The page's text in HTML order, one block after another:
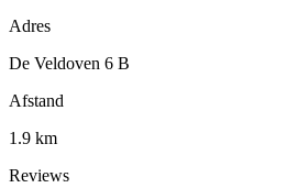
Adres
De Veldoven 6 B
Afstand
1.9 km
Reviews